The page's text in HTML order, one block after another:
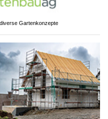
Gartenkonzepte